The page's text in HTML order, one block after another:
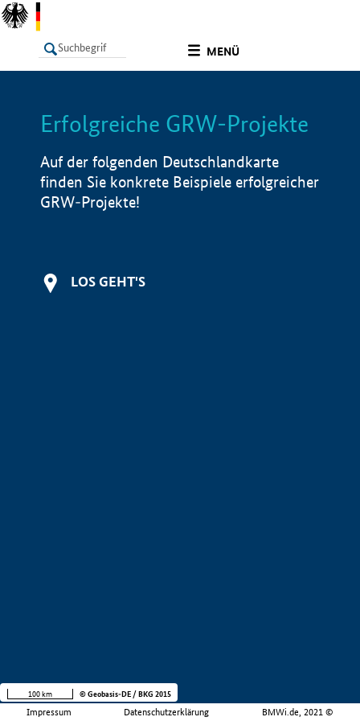
MENÜ
LISTE Info
Erfolgreiche GRW-Projekte
Auf der folgenden Deutschlandkarte
finden Sie konkrete Beispiele erfolgreicher
GRW-Projekte!
LOS GEHT'S
Impressum Datenschutzerklärung BMWi.de, 2021 ©
100 km © Geobasis-DE / BKG 2015